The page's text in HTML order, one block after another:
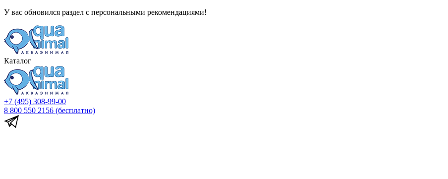
У вас обновился раздел с персональными рекомендациями!
Каталог
+7 (495) 308-99-00
8 800 550 2156 (бесплатно)